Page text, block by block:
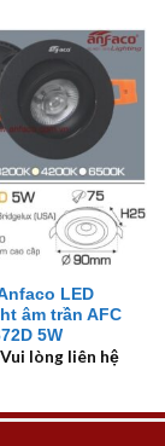
LED
âm trần AFC
5W
lòng liên hệ